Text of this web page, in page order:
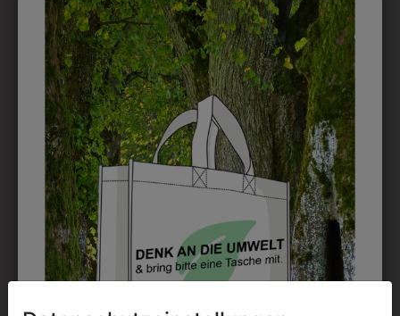
DRUCK
Perfekt für große Logos und für kleine Details, jedoch
kostet jede Farbe extra und ist erst ab 12 Stück
möglich. Waschbar bis zu 60°C.
DAS KÖNNTE IHNEN
AUCH GEFALLEN